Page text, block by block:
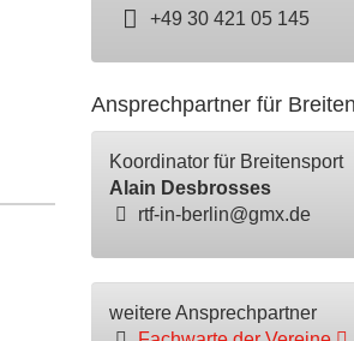
+49 30 421 05 145
Ansprechpartner für
Koordinator für Breitensport
Alain Desbrosses
rtf-in-berlin@gmx.de
weitere Ansprechpartner